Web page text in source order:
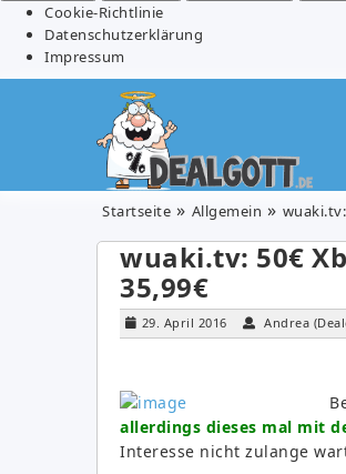
Cookie-Richtlinie
Datenschutzerklärung
Impressum
Startseite Allgemein
wuaki.tv: 50€
35,99€
29. April 2016 Andrea
allerdings dieses mal mit
Interesse nicht zulange